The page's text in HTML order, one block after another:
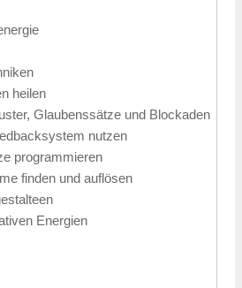
heilen
Glaubenssätze und Blockaden
nutzen
programmieren
finden und auflösen
Energien